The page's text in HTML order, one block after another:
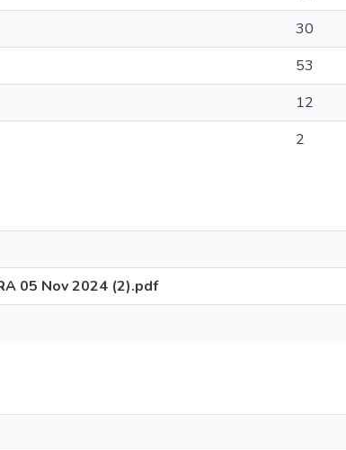
30
53
12
2
05 Nov 2024 (2).pdf